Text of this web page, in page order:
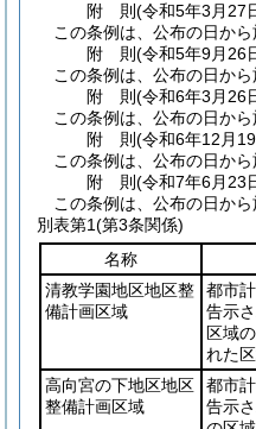
附 則(令和5年3月27
この条例は、公布の日から
附 則(令和5年9月26
この条例は、公布の日から
附 則(令和6年3月26
この条例は、公布の日から
附 則(令和6年12月
この条例は、公布の日から
附 則(令和7年6月23
この条例は、公布の日から
別表第1(第3条関係)
名称
清教学園地区地区整
備計画区域
都市
告示
区域
れた
高向宮の下地区地区
整備計画区域
都市
告示